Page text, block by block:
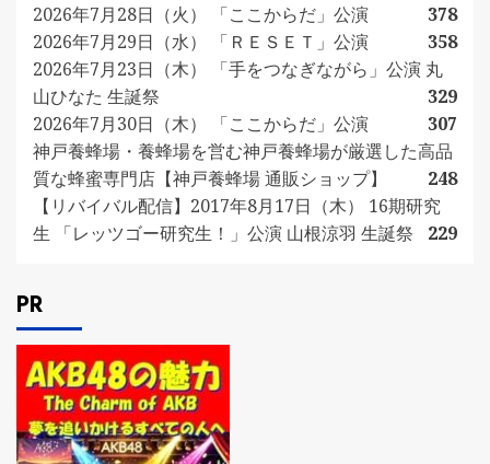
2026年7月28日（火） 「ここからだ」公演
378
2026年7月29日（水） 「ＲＥＳＥＴ」公演
358
2026年7月23日（木） 「手をつなぎながら」公演 丸
山ひなた 生誕祭
329
2026年7月30日（木） 「ここからだ」公演
307
神戸養蜂場・養蜂場を営む神戸養蜂場が厳選した高品
質な蜂蜜専門店【神戸養蜂場 通販ショップ】
248
【リバイバル配信】2017年8月17日（木） 16期研究
生 「レッツゴー研究生！」公演 山根涼羽 生誕祭
229
PR